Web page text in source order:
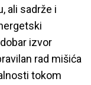
ali sadrže i
izvor
rad mišića
tokom